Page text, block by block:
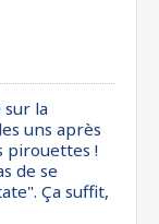
la
uns après
pirouettes !
de se
Ça suffit,